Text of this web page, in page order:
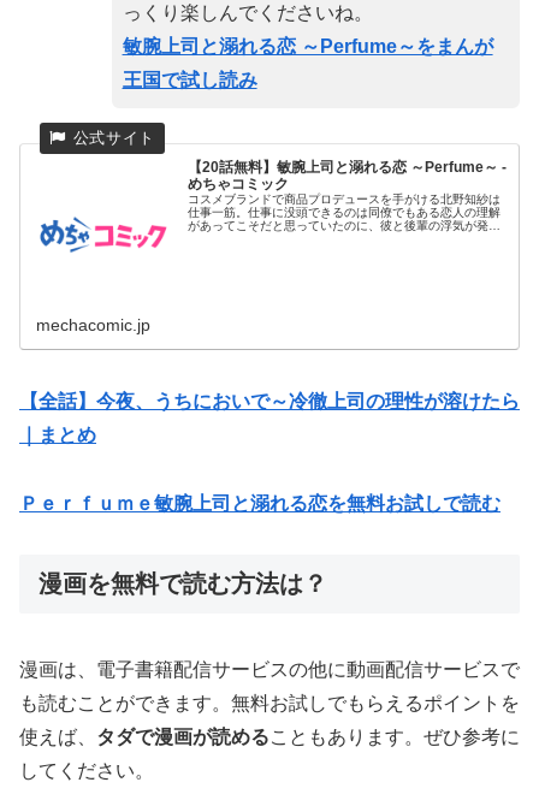
っくり楽しんでくださいね。
敏腕上司と溺れる恋 ～Perfume～をまんが
王国で試し読み
【20話無料】敏腕上司と溺れる恋 ～Perfume～ -
めちゃコミック
コスメブランドで商品プロデュースを手がける北野知紗は
仕事一筋。仕事に没頭できるのは同僚でもある恋人の理解
があってこそだと思っていたのに、彼と後輩の浮気が発
mechacomic.jp
【全話】今夜、うちにおいで～冷徹上司の理性が溶けたら
｜まとめ
Ｐｅｒｆｕｍｅ敏腕上司と溺れる恋を無料お試しで読む
漫画を無料で読む方法は？
漫画は、電子書籍配信サービスの他に動画配信サービスで
も読むことができます。無料お試しでもらえるポイントを
使えば、 タダで漫画が読めることもあります。ぜひ参考に
してください。